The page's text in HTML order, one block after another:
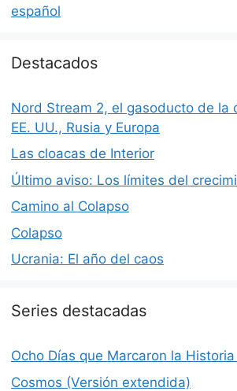
español
Destacados
Nord Stream 2, el gasoducto de la
EE. UU., Rusia y Europa
Las cloacas de Interior
Último aviso: Los límites del
Camino al Colapso
Colapso
Ucrania: El año del caos
Series destacadas
Ocho Días que Marcaron la
Cosmos (Versión extendida)